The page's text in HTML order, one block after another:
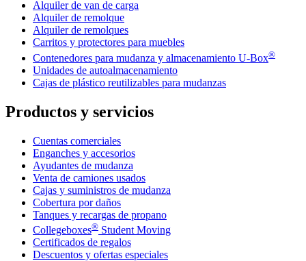
Alquiler de van de carga
Alquiler de remolque
Alquiler de remolques
Carritos y protectores para muebles
Contenedores para mudanza y almacenamiento U-Box®
Unidades de autoalmacenamiento
Cajas de plástico reutilizables para mudanzas
Productos y servicios
Cuentas comerciales
Enganches y accesorios
Ayudantes de mudanza
Venta de camiones usados
Cajas y suministros de mudanza
Cobertura por daños
Tanques y recargas de propano
Collegeboxes® Student Moving
Certificados de regalos
Descuentos y ofertas especiales